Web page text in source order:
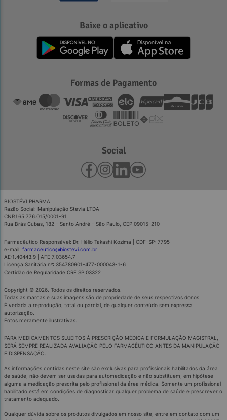
Baixe o aplicativo
Formas de Pagamento
Social
BIOSTÉVI PHARMA
Razão Social: Manipulação Stevia LTDA
CNPJ 65.776.015/0001-91
Rua Brás Cubas, 182 - Santo André - São Paulo, CEP 09015-210
Farmacêutico Responsável: Dr. Hélio Takashi Kozima | CDF-SP: 7795
e-mail: farmaceutico@biostevi.com.br
AE:1.40443.9 | AFE:7.03654.7
Licença Sanitária nº: 354780901-477-000043-1-6
Certidão de Regularidade CRF SP 03322
Copyright © 2026. Todos os direitos reservados.
Todas as marcas e suas imagens são de propriedade de seus respectivos donos.
É vedada a reprodução, total ou parcial, de qualquer conteúdo sem expressa
autorização.
Fotos meramente ilustrativas.
PARA MEDICAMENTOS SUJEITOS À PRESCRIÇÃO MÉDICA E FORMULAÇÃO MAGISTRAL,
SERÁ SEMPRE REALIZADA AVALIAÇÃO PELO FARMACÊUTICO ANTES DA MANIPULAÇÃO
E DISPENSAÇÃO.
As informações contidas neste site são exclusivas para profissionais habilitados da área
de saúde, não devem ser usadas para automedicação e não substituem, em hipótese
alguma a medicação prescrita pelo profissional da área médica. Somente um profissional
habilitado está em condições de diagnosticar qualquer problema de saúde e prescrever o
tratamento adequado.
Qualquer dúvida sobre os produtos divulgados em nosso site, entre em contato com um